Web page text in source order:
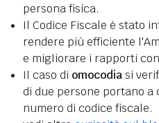
persona fisica.
Il Codice Fiscale è stato
rendere più efficiente
e migliorare i rapporti
Il caso di omocodiasi
di due persone portano
numero di codice fiscale.